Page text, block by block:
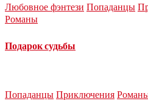
Любовное фэнтези Попаданцы
Романы
Подарок судьбы
Попаданцы Приключения